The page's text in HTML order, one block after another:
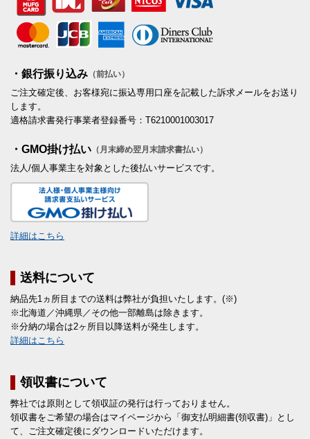
・銀行振り込み （前払い）
ご注文確定後、お客様宛に振込専用口座を記載した訴求メールをお送り
します。
適格請求書発行事業者登録番号：T6210001003017
・GMO掛け払い （月末締め翌月末請求書払い）
法人/個人事業主を対象とした後払いサービスです。
詳細はこちら
送料について
納品先1ヵ所目までの送料は弊社が負担いたします。(※)
※北海道／沖縄県／その他一部離島は除きます。
※分納の場合は2ヶ所目以降送料が発生します。
詳細はこちら
領収書について
弊社では原則として領収証の発行は行っておりません。
領収書をご希望の場合はマイページから「御支払明細書(領収書)」とし
て、ご注文確定後にダウンロードいただけます。